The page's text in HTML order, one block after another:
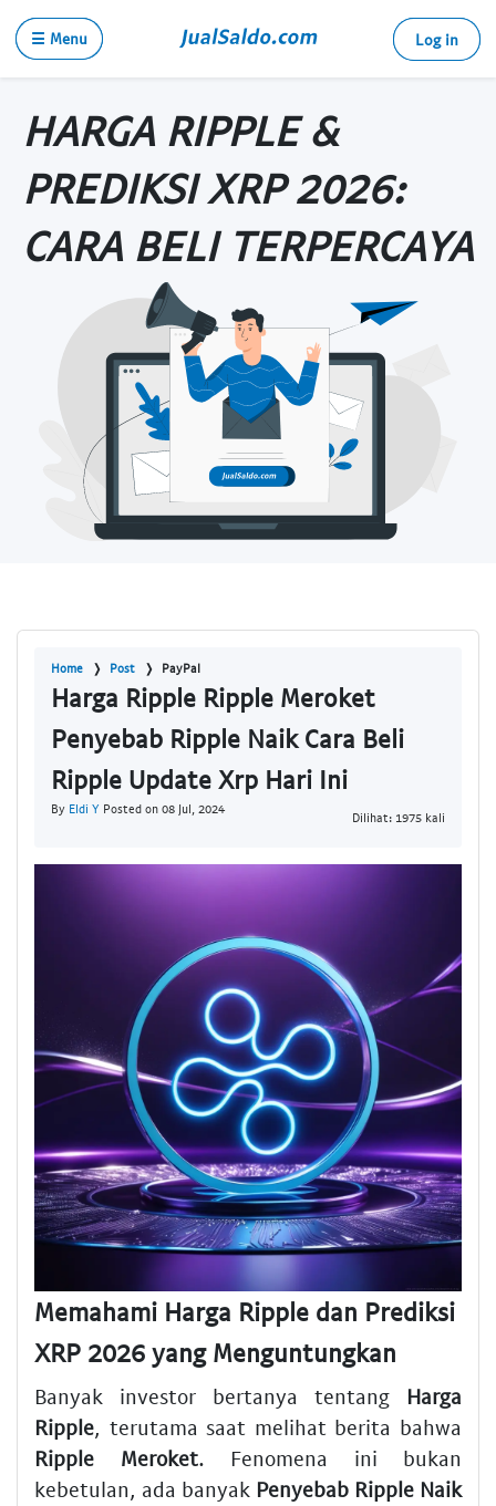
☰ Menu Log in
HARGA RIPPLE &
PREDIKSI XRP 2026:
CARA BELI TERPERCAYA
Home Post PayPal
Harga Ripple Ripple Meroket
Penyebab Ripple Naik Cara Beli
Ripple Update Xrp Hari Ini
By Eldi Y Posted on 08 Jul, 2024
Dilihat: 1975 kali
Memahami Harga Ripple dan Prediksi
XRP 2026 yang Menguntungkan
Banyak investor bertanya tentang Harga
Ripple, terutama saat melihat berita bahwa
Ripple Meroket. Fenomena ini bukan
kebetulan, ada banyak Penyebab Ripple Naik